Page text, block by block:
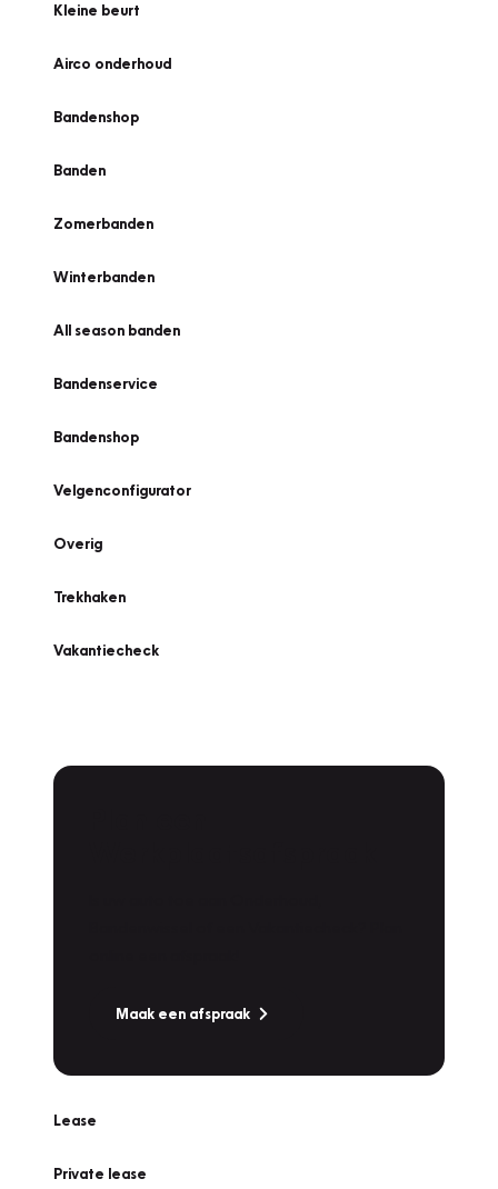
Kleine beurt
Airco onderhoud
Bandenshop
Banden
Zomerbanden
Winterbanden
All season banden
Bandenservice
Bandenshop
Velgenconfigurator
Overig
Trekhaken
Vakantiecheck
Maak een afspraak
Lease
Private lease